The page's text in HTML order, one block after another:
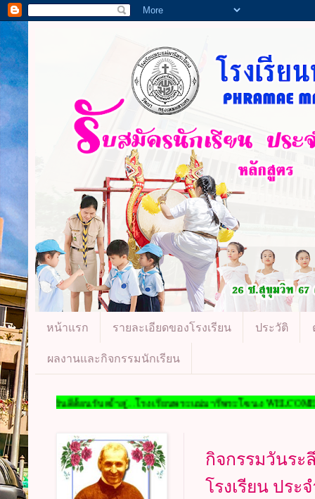
หน้าแรก รายละเอียดของโรงเรียน ประวัติ
ผลงานและกิจกรรมนักเรียน
ระโขนง WELCOME TO PHRAMAEMAREEPHRAKANONG
กิจกรรมวันระ
โรงเรียน ประ